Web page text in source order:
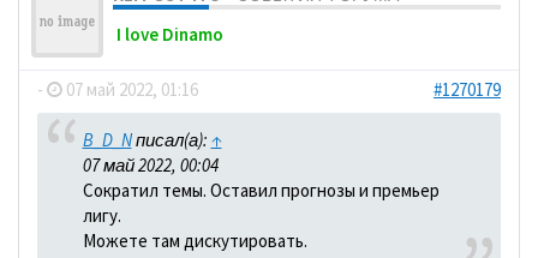
I love Dinamo
- 07 май 2022, 01:16 #1270179
B_D_Nписал(а): ↑
07 май 2022, 00:04
Сократил темы. Оставил прогнозы и премьер
лигу.
Можете там дискутировать.